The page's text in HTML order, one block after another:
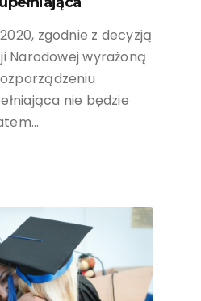
zgodnie z decyzją
Narodowej wyrażoną
nie będzie